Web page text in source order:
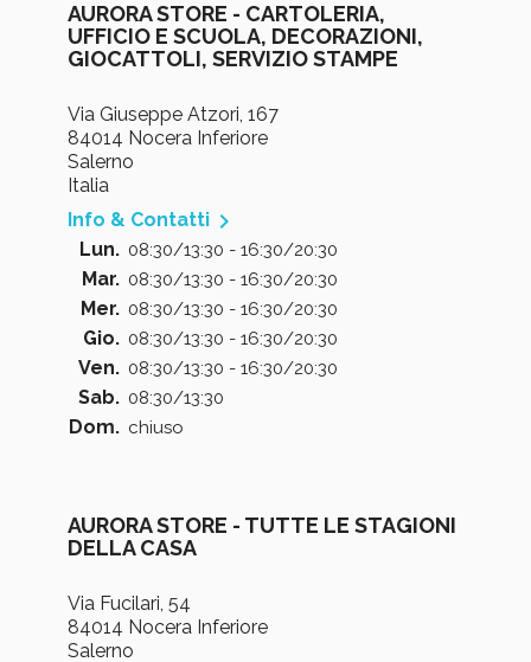
AURORA STORE - CARTOLERIA,
UFFICIO E SCUOLA, DECORAZIONI,
GIOCATTOLI, SERVIZIO STAMPE
Via Giuseppe Atzori, 167
84014 Nocera Inferiore
Salerno
Italia
Info & Contatti 
Lun. 08:30/13:30 - 16:30/20:30
Mar. 08:30/13:30 - 16:30/20:30
Mer. 08:30/13:30 - 16:30/20:30
Gio. 08:30/13:30 - 16:30/20:30
Ven. 08:30/13:30 - 16:30/20:30
Sab. 08:30/13:30
Dom. chiuso
AURORA STORE - TUTTE LE STAGIONI
DELLA CASA
Via Fucilari, 54
84014 Nocera Inferiore
Salerno